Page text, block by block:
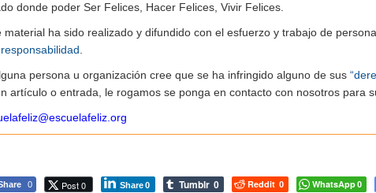
donde poder Ser Felices, Hacer Felices, Vivir Felices.
material ha sido realizado y difundido con el esfuerzo y trabajo de
responsabilidad
persona u organización cree que se ha infringido alguno de sus
artículo o entrada, le rogamos se ponga en contacto con nosotros para
0 Post 0 Share0 Tumblr 0 Reddit 0 WhatsApp0